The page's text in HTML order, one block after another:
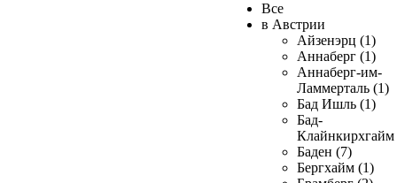
Все
в Австрии
Айзенэрц (1)
Аннаберг (1)
Аннаберг-им-
Ламмерталь (1)
Бад Ишль (1)
Бад-
Клайнкирхгайм
Баден (7)
Бергхайм (1)